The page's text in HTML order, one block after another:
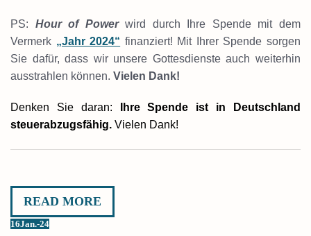
PS: Hour of Powerwird durch Ihre Spende mit dem
Vermerk „Jahr 2024“ finanziert! Mit Ihrer Spende sorgen
Sie dafür, dass wir unsere Gottesdienste auch weiterhin
ausstrahlen können. Vielen Dank!
Denken Sie daran:
Ihre Spende ist in Deutschland
steuerabzugsfähig. Vielen Dank!
READ MORE
16Jan.-24